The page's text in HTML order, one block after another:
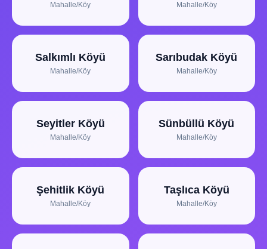
Mahalle/Köy Mahalle/Köy
Salkımlı Köyü
Mahalle/Köy
Sarıbudak Köyü
Mahalle/Köy
Seyitler Köyü
Mahalle/Köy
Sünbüllü Köyü
Mahalle/Köy
Şehitlik Köyü
Mahalle/Köy
Taşlıca Köyü
Mahalle/Köy